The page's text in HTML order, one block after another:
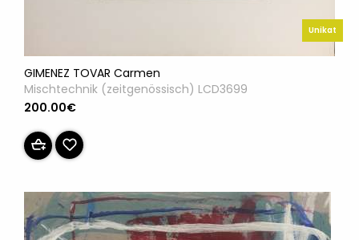
Unikat
GIMENEZ TOVAR Carmen
Mischtechnik (zeitgenössisch) LCD3699
200.00€